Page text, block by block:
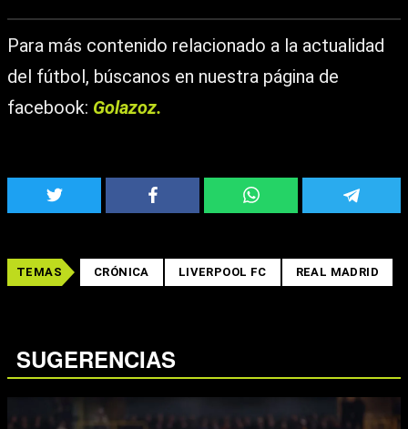
Para más contenido relacionado a la actualidad
del fútbol, búscanos en nuestra página de
facebook: Golazoz.
TEMAS CRÓNICA LIVERPOOL FC REAL MADRID
SUGERENCIAS